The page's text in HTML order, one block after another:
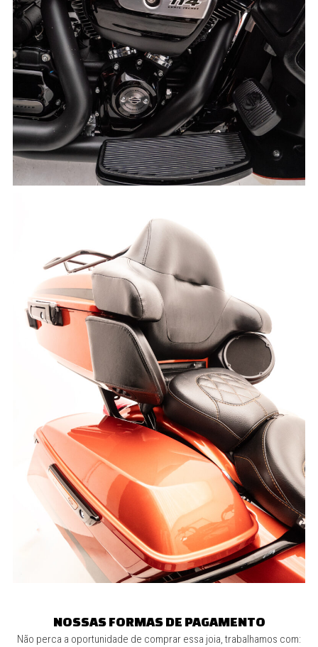
NOSSAS FORMAS DE PAGAMENTO
Não perca a oportunidade de comprar essa joia, trabalhamos com: